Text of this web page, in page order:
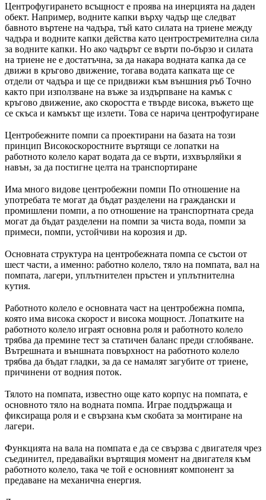
Центрофугирането всъщност е проява на инерцията на даден
обект. Например, водните капки върху чадър ще следват
бавното въртене на чадъра, тъй като силата на триене между
чадъра и водните капки действа като центростремителна сила
за водните капки. Но ако чадърът се върти по-бързо и силата
на триене не е достатъчна, за да накара водната капка да се
движи в кръгово движение, тогава водата капката ще се
отдели от чадъра и ще се придвижи към външния ръб Точно
както при използване на въже за издърпване на камък с
кръгово движение, ако скоростта е твърде висока, въжето ще
се скъса и камъкът ще излети. Това се нарича центрофугиране
Центробежните помпи са проектирани на базата на този
принцип Високоскоростните въртящи се лопатки на
работното колело карат водата да се върти, изхвърляйки я
навън, за да постигне целта на транспортиране
Има много видове центробежни помпи По отношение на
употребата те могат да бъдат разделени на граждански и
промишлени помпи, а по отношение на транспортната среда
могат да бъдат разделени на помпи за чиста вода, помпи за
примеси, помпи, устойчиви на корозия и др.
Основната структура на центробежната помпа се състои от
шест части, а именно: работно колело, тяло на помпата, вал на
помпата, лагери, уплътнителен пръстен и уплътнителна
кутия.
Работното колело е основната част на центробежна помпа,
която има висока скорост и висока мощност. Лопатките на
работното колело играят основна роля и работното колело
трябва да премине тест за статичен баланс преди сглобяване.
Вътрешната и външната повърхност на работното колело
трябва да бъдат гладки, за да се намалят загубите от триене,
причинени от водния поток.
Тялото на помпата, известно още като корпус на помпата, е
основното тяло на водната помпа. Играе поддържаща и
фиксираща роля и е свързана към скобата за монтиране на
лагери.
Функцията на вала на помпата е да се свързва с двигателя чрез
съединител, предавайки въртящия момент на двигателя към
работното колело, така че той е основният компонент за
предаване на механична енергия.